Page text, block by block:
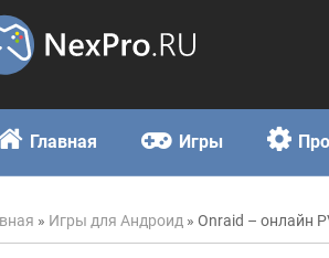
Главная Игры
» Игры для Андроид » Onraid – онлайн